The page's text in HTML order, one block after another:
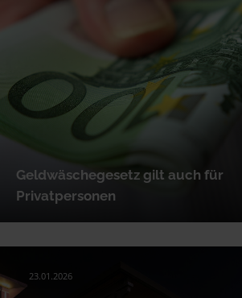
Geldwäschegesetz gilt auch für
Privatpersonen
23.01.2026